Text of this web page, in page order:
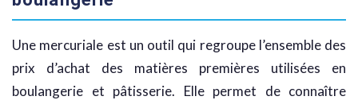
Une mercuriale est un outil qui regroupe l’ensemble des
prix d’achat des matières premières utilisées en
boulangerie et pâtisserie. Elle permet de connaître